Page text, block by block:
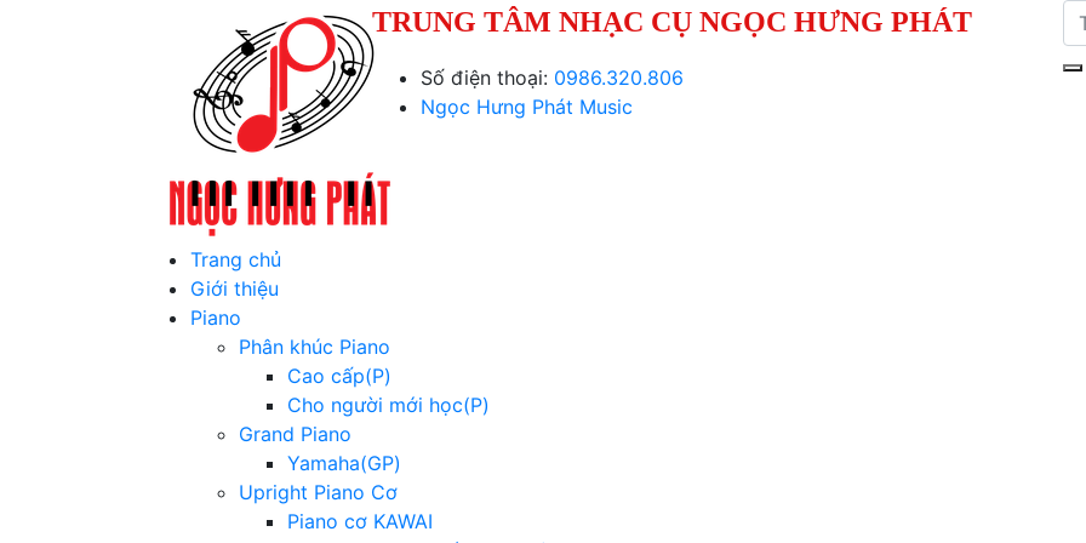
TRUNG TÂM NHẠC CỤ NGỌC HƯNG PHÁT
Số điện thoại: 0986.320.806
Ngọc Hưng Phát Music
Trang chủ
Giới thiệu
Piano
Phân khúc Piano
Cao cấp(P)
Cho người mới học(P)
Grand Piano
Yamaha(GP)
Upright Piano Cơ
Piano cơ KAWAI